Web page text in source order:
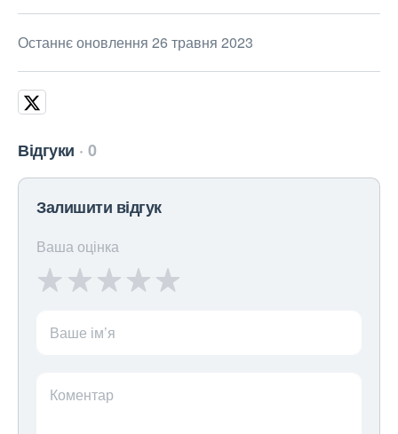
Останнє оновлення 26 травня 2023
Відгуки 0
Залишити відгук
Ваша оцінка
Ваше ім’я
Коментар